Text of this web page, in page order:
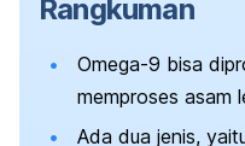
Rangkuman
Omega-9 bisa
memproses asam
Ada dua jenis,